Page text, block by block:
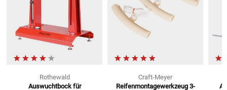
Rothewald
Auswuchtbock für
Craft-Meyer
Reifenmontagewerkzeug 3-